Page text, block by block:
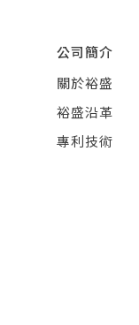
公司簡介
關於裕盛
裕盛沿革
專利技術